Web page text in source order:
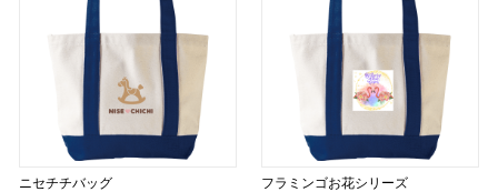
自然栽培によるウガンダ産コーヒーの哲学を受け継ぎ、サス
テナビリティ、クラフトマンシップ、そして本物へのこだわ
りをデザインに落とし込みました。
コーヒーを愛する人へ。
旅を愛する人へ。
ニセチチバッグ フラミンゴお花シリーズ